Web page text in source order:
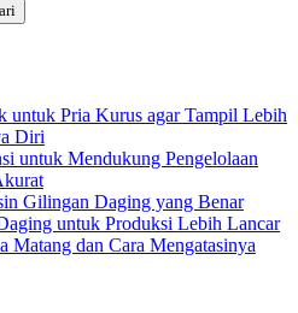
untuk Pria Kurus agar Tampil Lebih
Diri
untuk Mendukung Pengelolaan
Gilingan Daging yang Benar
untuk Produksi Lebih Lancar
Matang dan Cara Mengatasinya